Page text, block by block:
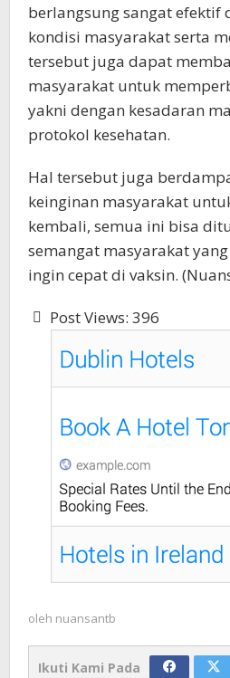
berlangsung sangat efektif
kondisi masyarakat serta
tersebut juga dapat
masyarakat untuk
yakni dengan kesadaran
protokol kesehatan.
Hal tersebut juga
keinginan masyarakat
kembali, semua ini bisa
semangat masyarakat
ingin cepat di vaksin.
Post Views: 396
oleh nuansantb
Ikuti Kami Pada